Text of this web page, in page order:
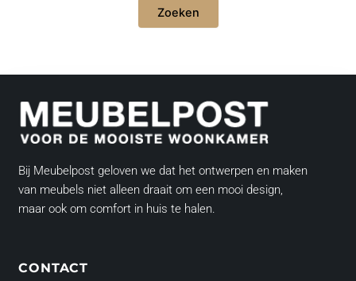
Bij Meubelpost geloven we dat het ontwerpen en maken
van meubels niet alleen draait om een mooi design,
maar ook om comfort in huis te halen.
CONTACT